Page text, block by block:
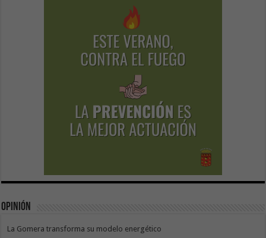
Opinión
La Gomera transforma su modelo energético